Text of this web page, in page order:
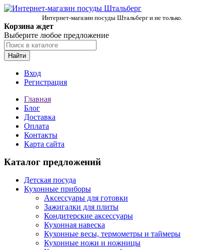
Интернет-магазин посуды Штальберг и не только.
Корзина ждет
Выберите любое предложение
Найти
Вход
Регистрация
Главная
Блог
Доставка
Оплата
Контакты
Карта сайта
Каталог предложений
Детская посуда
Кухонные приборы
Аксессуары для готовки
Зажигалки для плиты
Кондитерские аксессуары
Кухонная навеска
Кухонные весы, термометры и таймеры
Кухонные ножи и ножницы